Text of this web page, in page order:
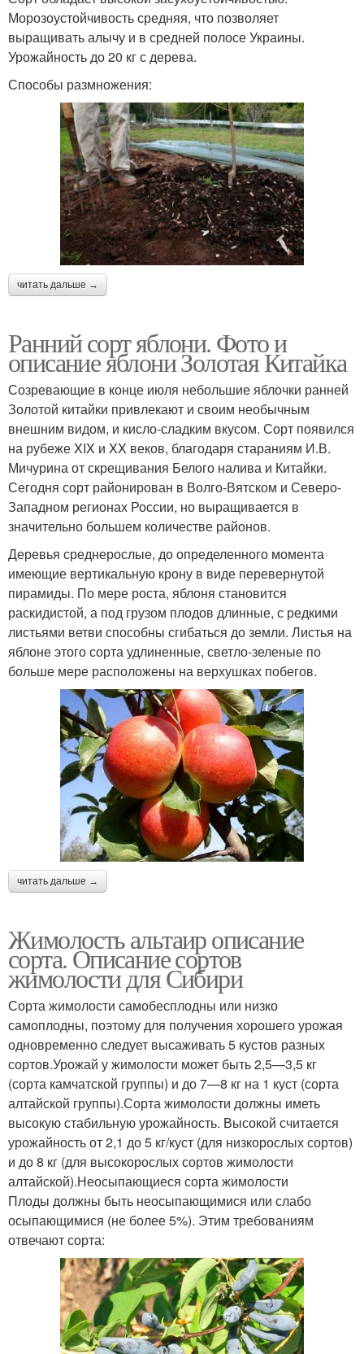
Морозоустойчивость средняя, что позволяет
выращивать алычу и в средней полосе Украины.
Урожайность до 20 кг с дерева.
Способы размножения:
читать дальше →
Ранний сорт яблони. Фото и
описание яблони Золотая Китайка
Созревающие в конце июля небольшие яблочки ранней
Золотой китайки привлекают и своим необычным
внешним видом, и кисло-сладким вкусом. Сорт появился
на рубеже XIX и XX веков, благодаря стараниям И.В.
Мичурина от скрещивания Белого налива и Китайки.
Сегодня сорт районирован в Волго-Вятском и Северо-
Западном регионах России, но выращивается в
значительно большем количестве районов.
Деревья среднерослые, до определенного момента
имеющие вертикальную крону в виде перевернутой
пирамиды. По мере роста, яблоня становится
раскидистой, а под грузом плодов длинные, с редкими
листьями ветви способны сгибаться до земли. Листья на
яблоне этого сорта удлиненные, светло-зеленые по
больше мере расположены на верхушках побегов.
читать дальше →
Жимолость альтаир описание
сорта. Описание сортов
жимолости для Сибири
Сорта жимолости самобесплодны или низко
самоплодны, поэтому для получения хорошего урожая
одно­временно следует высаживать 5 кустов разных
сортов.Уро­жай у жимолости может быть 2,5—3,5 кг
(сорта камчатской группы) и до 7—8 кг на 1 куст (сорта
алтайской группы).Сорта жимолости должны иметь
высокую стабильную урожайность. Высокой считается
урожайность от 2,1 до 5 кг/куст (для низкорослых сортов)
и до 8 кг (для высокорослых сортов жимолости
алтайской).Неосыпающиеся сорта жимолости
Плоды должны быть неосыпающимися или слабо
осыпающимися (не более 5%). Этим требованиям
отвечают сорта: